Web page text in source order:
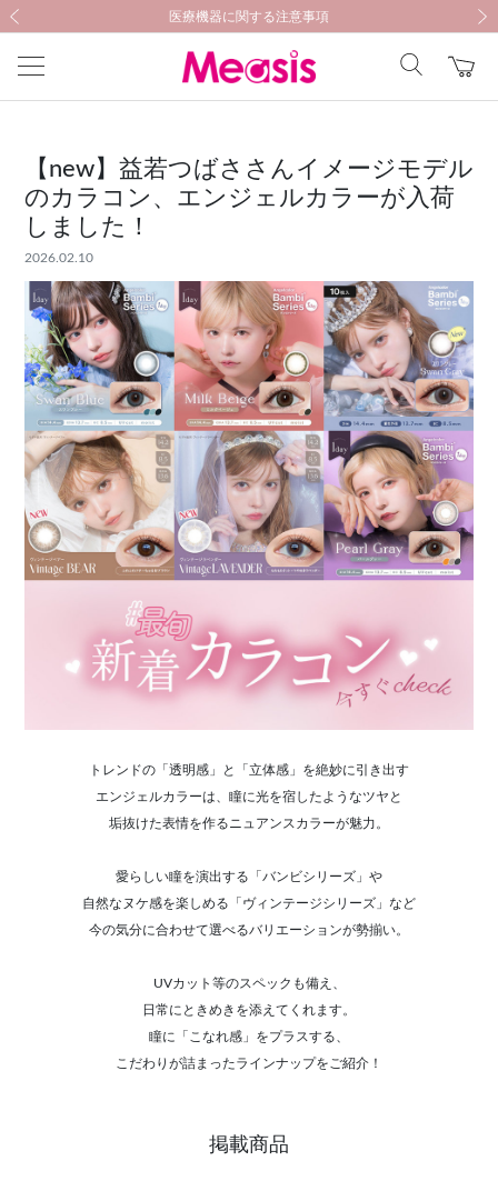
新規会員登録キャンペーン開催中！
医療機器に関する注意事項
新規会員登録キャンペーン開催中！
医療機器に関する注意事項
【new】益若つばささんイメージモデル
のカラコン、エンジェルカラーが入荷
しました！
2026.02.10
トレンドの「透明感」と「立体感」を絶妙に引き出す
エンジェルカラーは、瞳に光を宿したようなツヤと
垢抜けた表情を作るニュアンスカラーが魅力。
愛らしい瞳を演出する「バンビシリーズ」や
自然なヌケ感を楽しめる「ヴィンテージシリーズ」など
今の気分に合わせて選べるバリエーションが勢揃い。
UVカット等のスペックも備え、
日常にときめきを添えてくれます。
瞳に「こなれ感」をプラスする、
こだわりが詰まったラインナップをご紹介！
掲載商品